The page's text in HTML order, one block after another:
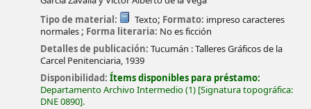
Tipo de material:
Texto; Formato: impreso caracteres
normales; Forma literaria: No es ficción
Detalles de publicación:Tucumán :Talleres Gráficos de la
Carcel Penitenciaria, 1939
Disponibilidad:Ítems disponibles para préstamo:
Departamento Archivo Intermedio(1) Signatura topográfica:
DNE 0890 .